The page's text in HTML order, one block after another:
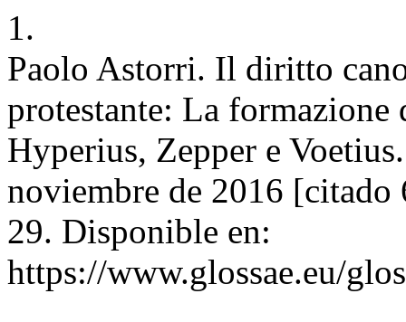
1.
Paolo Astorri. Il diritto
protestante: La
Hyperius, Zepper e
noviembre de 2016
29. Disponible en:
https://www.glossae.eu/